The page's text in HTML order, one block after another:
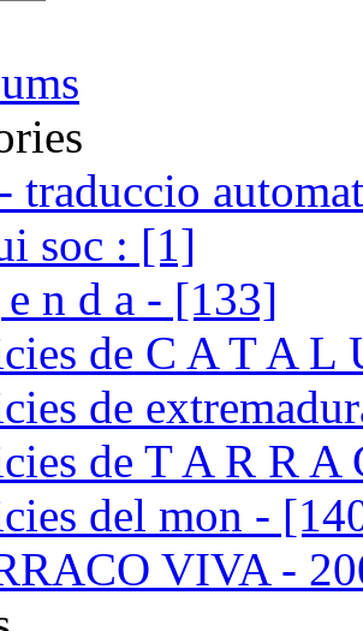
traduccio
soc : [1]
n d a - [133]
de C A T A L
de
de T A R R A
del mon -
VIVA -